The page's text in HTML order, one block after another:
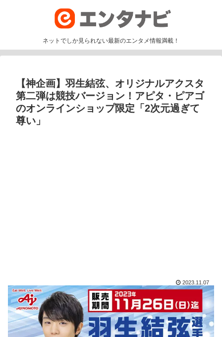
ネットでしか見られない最新のエンタメ情報満載！
【神企画】羽生結弦、オリジナルアクスタ
第二弾は競技バージョン！アピタ・ピアゴ
のオンラインショップ限定「2次元過ぎて
尊い」
2023.11.07